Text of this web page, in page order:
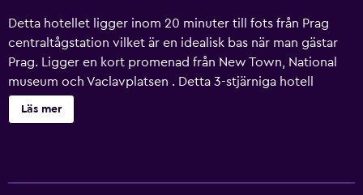
Detta hotellet ligger inom 20 minuter till fots från Prag
centraltågstation vilket är en idealisk bas när man gästar
Prag. Ligger en kort promenad från New Town, National
museum och Vaclavplatsen . Detta 3-stjärniga hotell
erbjuder dygnet-runt-öppen reception, concierge och
barnvaktsservice. Flygplatstransfer, kemtvätt och
Läs mer